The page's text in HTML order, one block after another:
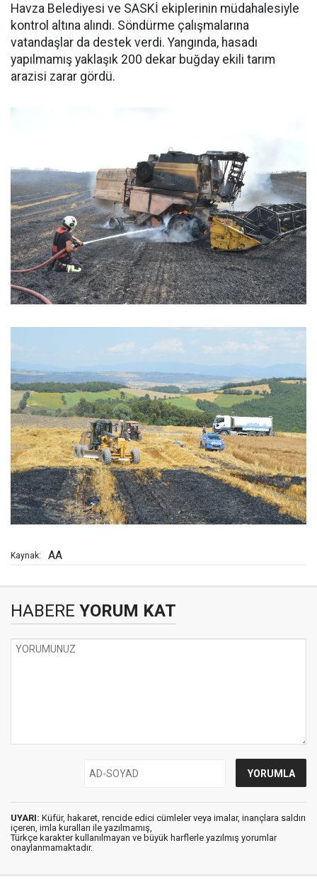
Havza Belediyesi ve SASKİ ekiplerinin müdahalesiyle
kontrol altına alındı. Söndürme çalışmalarına
vatandaşlar da destek verdi. Yangında, hasadı
yapılmamış yaklaşık 200 dekar buğday ekili tarım
arazisi zarar gördü.
Kaynak: AA
HABERE YORUM KAT
UYARI: Küfür, hakaret, rencide edici cümleler veya imalar, inançlara saldırı
içeren, imla kuralları ile yazılmamış,
Türkçe karakter kullanılmayan ve büyük harflerle yazılmış yorumlar
onaylanmamaktadır.